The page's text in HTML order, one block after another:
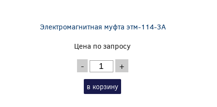
Электромагнитная муфта этм-114-3А
Цена по запросу
- +
в корзину